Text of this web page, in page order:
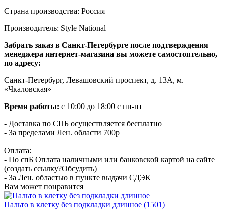
Страна производства: Россия
Производитель: Style National
Забрать заказ в Санкт-Петербурге после подтверждения
менеджера интернет-магазина вы можете самостоятельно,
по адресу:
Санкт-Петербург, Левашовский проспект, д. 13А, м.
«Чкаловская»
Время работы: с 10:00 до 18:00 с пн-пт
- Доставка по СПБ осуществляется бесплатно
- За пределами Лен. области 700р
Оплата:
- По спБ Оплата наличными или банковской картой на сайте
(создать ссылку?Обсудить)
- За Лен. областью в пункте выдачи СДЭК
Вам может понравится
Пальто в клетку без подкладки длинное (1501)